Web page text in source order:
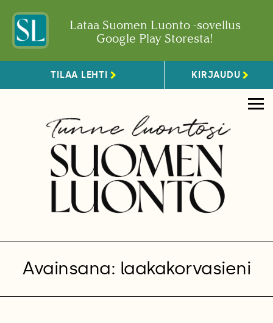
Lataa Suomen Luonto -sovellus
Google Play Storesta!
TILAA LEHTI KIRJAUDU
Avainsana: laakakorvasieni